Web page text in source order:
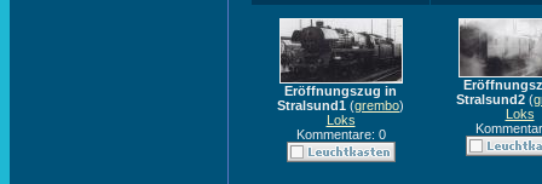
Eröffnungszug in
Stralsund1 (grembo)
Loks
Kommentare: 0
Stralsund2 (
Loks